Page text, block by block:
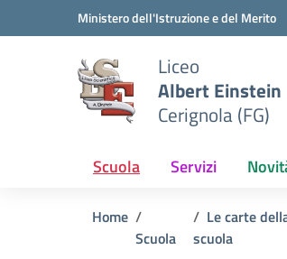
Vai ai contenuti
Vai al menu di navigazioneMinistero dell'Istruzione e del Merito
Liceo
Albert Einstein
Cerignola (FG)
Scuola Servizi
Home
Scuola
Le carte
scuola